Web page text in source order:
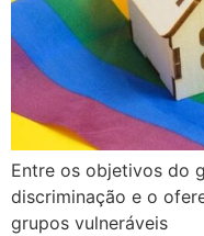
Entre os objetivos do
discriminação e o
grupos vulneráveis